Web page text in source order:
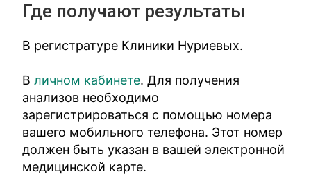
Где получают результаты
В регистратуре Клиники Нуриевых.
Вличном кабинете. Для получения
анализов необходимо
зарегистрироваться с помощью номера
вашего мобильного телефона. Этот номер
должен быть указан в вашей электронной
медицинской карте.